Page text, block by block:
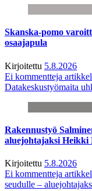
Skanska-pomo
osaajapula
Kirjoitettu 5.8.2026
Ei kommentteja
Datakeskustyömaita
Rakennustyö
aluejohtajaksi Heikki
Kirjoitettu 5.8.2026
Ei kommentteja
seudulle –